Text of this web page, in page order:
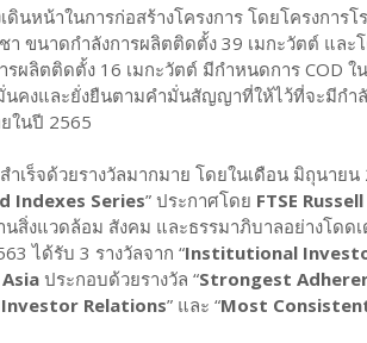
ดินหน้าในการก่อสร้างโครงการ โดยโครงการ
า ขนาดกำลังการผลิตติดตั้ง 39 เมกะวัตต์ แล
รผลิตติดตั้ง 16 เมกะวัตต์ มีกำหนดการ COD
นคงและยั่งยืนตามคำมั่นสัญญาที่ให้ไว้ที่จะมีก
ในปี 2565
ำเร็จด้วยรางวัลมากมาย โดยในเดือน มิถุนาย
Indexes Series” ประกาศโดย FTSE Russell
นสิ่งแวดล้อม สังคม และธรรมาภิบาลอย่างโด
ได้รับ 3 รางวัลจาก “Institutional
ประกอบด้วยรางวัล “Strongest
Relations” และ “Most